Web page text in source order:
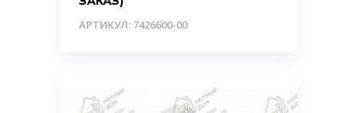
АРТИКУЛ: 7426600-00